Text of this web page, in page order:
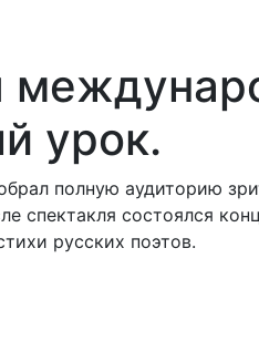
урок.
полную аудиторию
спектакля состоялся
русских поэтов.